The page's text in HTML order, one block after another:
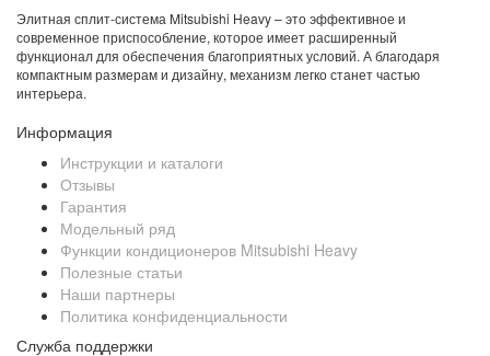
Элитная сплит-система Mitsubishi Heavy – это эффективное и
современное приспособление, которое имеет расширенный
функционал для обеспечения благоприятных условий. А благодаря
компактным размерам и дизайну, механизм легко станет частью
интерьера.
Информация
Инструкции и каталоги
Отзывы
Гарантия
Модельный ряд
Функции кондиционеров Mitsubishi Heavy
Полезные статьи
Наши партнеры
Политика конфиденциальности
Служба поддержки